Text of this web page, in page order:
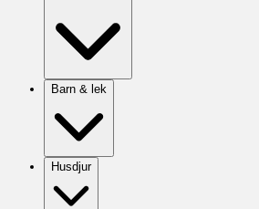
Barn & lek
Husdjur